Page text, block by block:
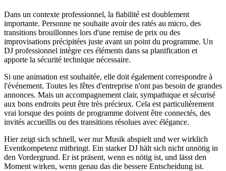
Dans un contexte professionnel, la fiabilité est doublement
importante. Personne ne souhaite avoir des ratés au micro, des
transitions brouillonnes lors d'une remise de prix ou des
improvisations précipitées juste avant un point du programme. Un
DJ professionnel intègre ces éléments dans sa planification et
apporte la sécurité technique nécessaire.
Si une animation est souhaitée, elle doit également correspondre à
l'événement. Toutes les fêtes d'entreprise n'ont pas besoin de grandes
annonces. Mais un accompagnement clair, sympathique et sécurisé
aux bons endroits peut être très précieux. Cela est particulièrement
vrai lorsque des points de programme doivent être connectés, des
invités accueillis ou des transitions résolues avec élégance.
Hier zeigt sich schnell, wer nur Musik abspielt und wer wirklich
Eventkompetenz mitbringt. Ein starker DJ hält sich nicht unnötig in
den Vordergrund. Er ist präsent, wenn es nötig ist, und lässt den
Moment wirken, wenn genau das die bessere Entscheidung ist.